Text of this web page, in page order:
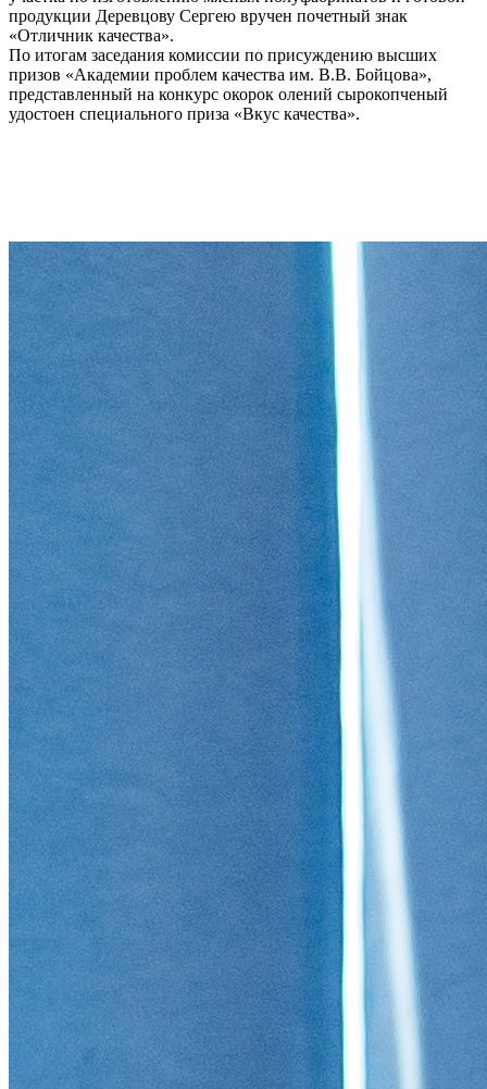
продукции Деревцову Сергею вручен почетный знак
«Отличник качества».
По итогам заседания комиссии по присуждению высших
призов «Академии проблем качества им. В.В. Бойцова»,
представленный на конкурс окорок олений сырокопченый
удостоен специального приза «Вкус качества».